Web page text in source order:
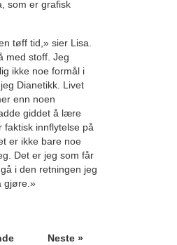
som er grafisk
tøff tid,» sier Lisa.
med stoff. Jeg
ikke noe formål i
Dianetikk. Livet
enn noen
giddet å lære
faktisk innflytelse på
er ikke bare noe
Det er jeg som får
i den retningen jeg
gjøre.»
Neste »